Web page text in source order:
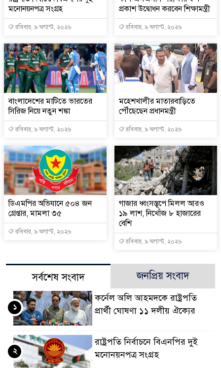
মনোনয়নপত্র সংগ্রহ
রবিবার, ৯ অগাস্ট, ২০২৬
প্রকাশ উদ্বোধন করবেন শিক্ষামন্ত্রী
রবিবার, ৯ অগাস্ট, ২০২৬
বাংলাদেশের মাটিতে ভারতের
সিরিজ নিয়ে নতুন শঙ্কা
রবিবার, ৯ অগাস্ট, ২০২৬
মহেশখালীর মাতারবাড়িতে
পৌঁছেছেন প্রধানমন্ত্রী
রবিবার, ৯ অগাস্ট, ২০২৬
ডিএমপির অভিযানে ৫০৪ জন
গ্রেপ্তার, মামলা ৩৫
রবিবার, ৯ অগাস্ট, ২০২৬
গাজার ধ্বংসস্তূপে মিলল আরও
১৯ লাশ, নিখোঁজ ৮ হাজারের
বেশি
রবিবার, ৯ অগাস্ট, ২০২৬
সর্বশেষ সংবাদ জনপ্রিয় সংবাদ
কর্নেল অলি আহমদকে রাষ্ট্রপতি
প্রার্থী ঘোষণা ১১ দলীয় ঐক্যের
১
রাষ্ট্রপতি নির্বাচনে বিএনপির দুই
মনোনয়নপত্র সংগ্রহ
২